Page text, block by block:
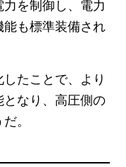
を制御し、電力
も標準装備され
たことで、より
なり、高圧側の
。